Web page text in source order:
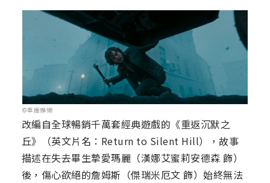
©車庫娛樂
改編自全球暢銷千萬套經典遊戲的《重返沉默之
丘》（英文片名：Return to Silent Hill），故事
描述在失去畢生摯愛瑪麗（漢娜艾蜜莉安德森 飾）
後，傷心欲絕的詹姆斯（傑瑞米厄文 飾）始終無法